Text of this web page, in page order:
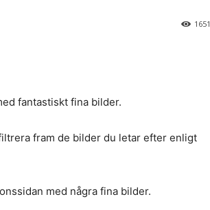
1651
fantastiskt fina bilder.
fram de bilder du letar efter enligt
med några fina bilder.